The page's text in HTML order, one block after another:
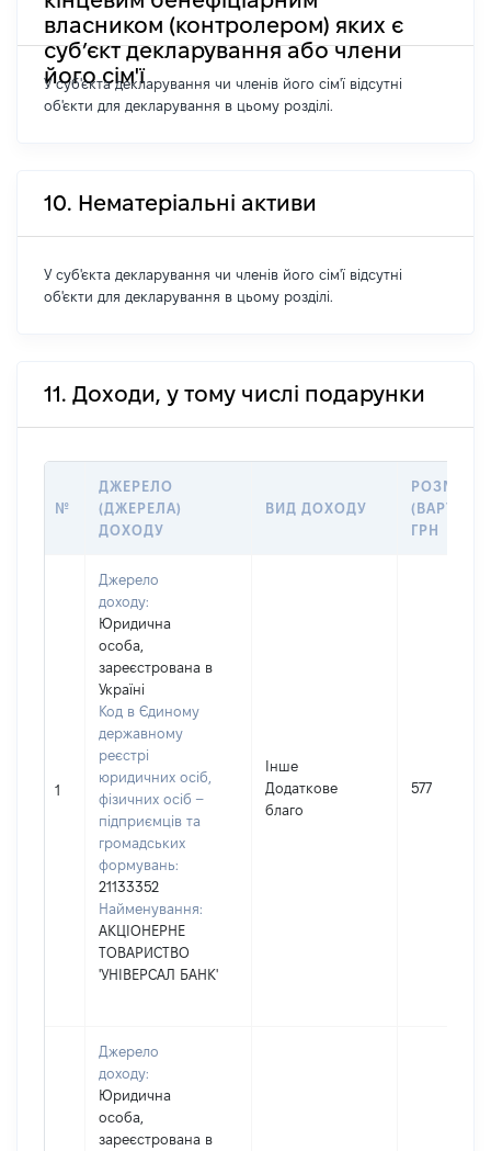
власником (контролером) яких є
суб’єкт декларування або члени
його сім'ї
У суб'єкта декларування чи членів його сім'ї відсутні
об'єкти для декларування в цьому розділі.
10. Нематеріальні активи
У суб'єкта декларування чи членів його сім'ї відсутні
об'єкти для декларування в цьому розділі.
11. Доходи, у тому числі подарунки
№
ДЖЕРЕЛО
(ДЖЕРЕЛА)
ДОХОДУ
ВИД ДОХОДУ
РОЗМІР
ГРН
1
Джерело
доходу:
Юридична
особа,
зареєстрована в
Україні
Код в Єдиному
державному
реєстрі
юридичних осіб,
фізичних осіб –
підприємців та
громадських
формувань:
21133352
Найменування:
АКЦІОНЕРНЕ
ТОВАРИСТВО
'УНІВЕРСАЛ БАНК'
Інше
Додаткове
благо
577
Джерело
доходу:
Юридична
особа,
зареєстрована в